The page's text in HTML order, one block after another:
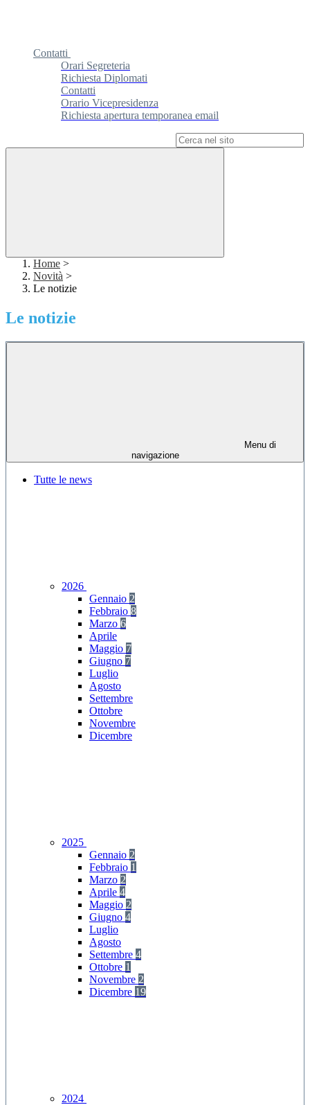
Contatti
Orari Segreteria
Richiesta Diplomati
Contatti
Orario Vicepresidenza
Richiesta apertura temporanea email
Home >
Novità >
Le notizie
Le notizie
Menu di
navigazione
Tutte le news
2026
Gennaio 2
Febbraio 8
Marzo 6
Aprile
Maggio 7
Giugno 7
Luglio
Agosto
Settembre
Ottobre
Novembre
Dicembre
2025
Gennaio 2
Febbraio 1
Marzo 2
Aprile 4
Maggio 2
Giugno 4
Luglio
Agosto
Settembre 4
Ottobre 1
Novembre 2
Dicembre 19
2024